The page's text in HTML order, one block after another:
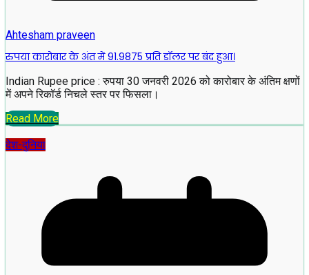
Ahtesham praveen
रुपया कारोबार के अंत में 91.9875 प्रति डॉलर पर बंद हुआ।
Indian Rupee price : रुपया 30 जनवरी 2026 को कारोबार के अंतिम क्षणों
में अपने रिकॉर्ड निचले स्तर पर फिसला।
Read More
देश-दुनिया